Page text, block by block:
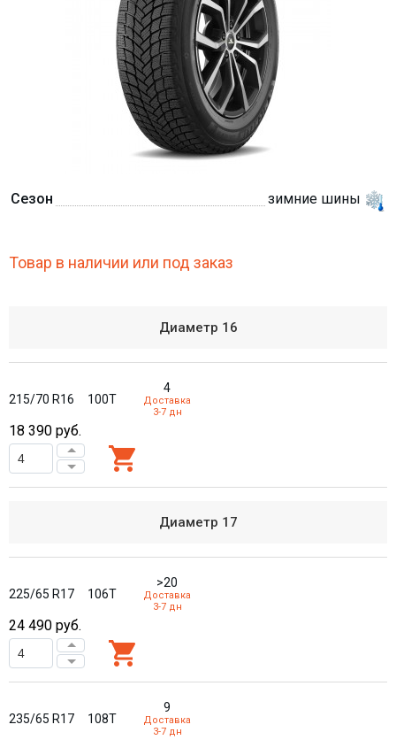
Сезон зимние шины
Товар в наличии или под заказ
Диаметр 16
215/70 R16 100T
4
Доставка
3-7 дн
18 390 руб.
Диаметр 17
225/65 R17 106T
>20
Доставка
3-7 дн
24 490 руб.
235/65 R17 108T
9
Доставка
3-7 дн